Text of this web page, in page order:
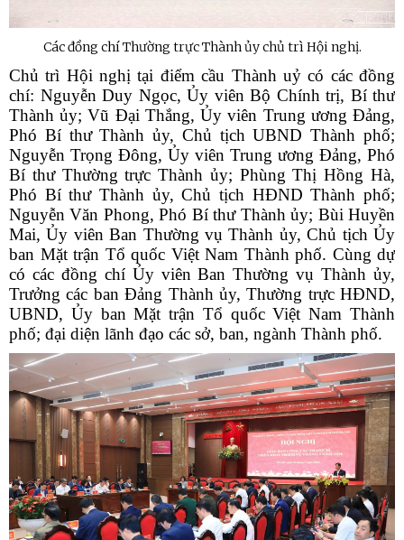
Các đồng chí Thường trực Thành ủy chủ trì Hội nghị.
Chủ trì Hội nghị tại điểm cầu Thành uỷ có các đồng
chí: Nguyễn Duy Ngọc, Ủy viên Bộ Chính trị, Bí thư
Thành ủy; Vũ Đại Thắng, Ủy viên Trung ương Đảng,
Phó Bí thư Thành ủy, Chủ tịch UBND Thành phố;
Nguyễn Trọng Đông, Ủy viên Trung ương Đảng, Phó
Bí thư Thường trực Thành ủy; Phùng Thị Hồng Hà,
Phó Bí thư Thành ủy, Chủ tịch HĐND Thành phố;
Nguyễn Văn Phong, Phó Bí thư Thành ủy; Bùi Huyền
Mai, Ủy viên Ban Thường vụ Thành ủy, Chủ tịch Ủy
ban Mặt trận Tổ quốc Việt Nam Thành phố. Cùng dự
có các đồng chí Ủy viên Ban Thường vụ Thành ủy,
Trưởng các ban Đảng Thành ủy, Thường trực HĐND,
UBND, Ủy ban Mặt trận Tổ quốc Việt Nam Thành
phố; đại diện lãnh đạo các sở, ban, ngành Thành phố.